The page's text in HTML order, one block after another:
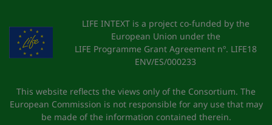
LIFE INTEXT is a project co-funded by the
European Union under the
LIFE Programme Grant Agreement nº. LIFE18
ENV/ES/000233
This website reflects the views only of the Consortium. The
European Commission is not responsible for any use that may
be made of the information contained therein.